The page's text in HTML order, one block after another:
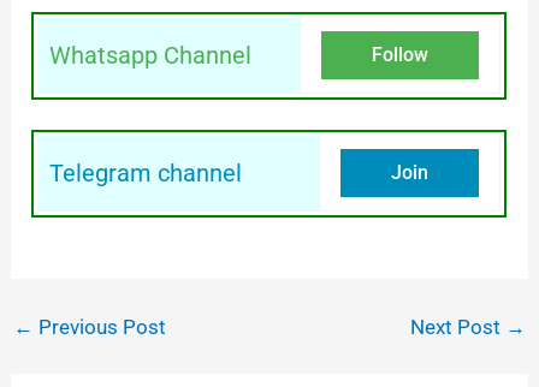
Whatsapp Channel Follow
Telegram channel Join
← Previous Post Next Post →